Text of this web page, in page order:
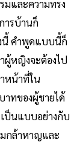
มและความทรง
ารบ้านก็
งนี้ คำพูดแบบนี้ก็
ผู้หญิงจะต้องไป
หน้าที่ใน
ทของผู้ชายได้
ป็นแบบอย่างกับ
กล้าหาญและ